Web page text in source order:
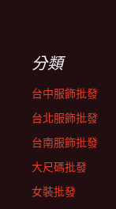
分類
台中服飾批發
台北服飾批發
台南服飾批發
大尺碼批發
女裝批發